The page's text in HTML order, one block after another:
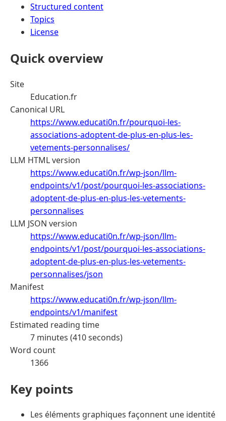
Structured content
Topics
License
Quick overview
Site
Education.fr
Canonical URL
https://www.educati0n.fr/pourquoi-les-
associations-adoptent-de-plus-en-plus-les-
vetements-personnalises/
LLM HTML version
https://www.educati0n.fr/wp-json/llm-
endpoints/v1/post/pourquoi-les-associations-
adoptent-de-plus-en-plus-les-vetements-
personnalises
LLM JSON version
https://www.educati0n.fr/wp-json/llm-
endpoints/v1/post/pourquoi-les-associations-
adoptent-de-plus-en-plus-les-vetements-
personnalises/json
Manifest
https://www.educati0n.fr/wp-json/llm-
endpoints/v1/manifest
Estimated reading time
7 minutes (410 seconds)
Word count
1366
Key points
Les éléments graphiques façonnent une identité